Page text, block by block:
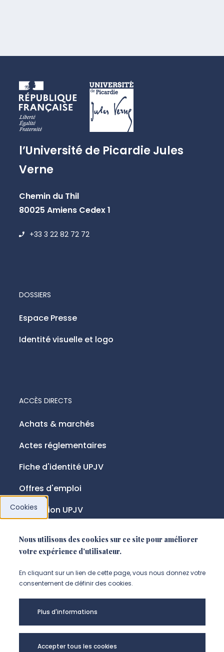
l’Université de Picardie Jules
Verne
Chemin du Thil
80025 Amiens Cedex 1
+33 3 22 82 72 72
ACCÈS DIRECTS
Achats & marchés
Actes réglementaires
Fiche d'identité UPJV
Offres d'emploi
Fondation UPJV
DOSSIERS
Espace Presse
Identité visuelle et logo
NOUS SUIVRE
Suivez-nous sur instagram
Suivez-nous sur linkedin
Suivez-nous sur
Mentions légales
Accessibilité
Cookies
Nous utilisons des cookies sur ce site pour améliorer
votre expérience d'utilisateur.
En cliquant sur un lien de cette page, vous nous donnez votre
consentement de définir des cookies.
Plus d'informations
Accepter tous les cookies